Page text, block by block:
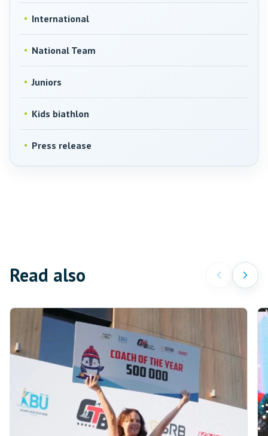
International
National Team
Juniors
Kids biathlon
Press release
Read also